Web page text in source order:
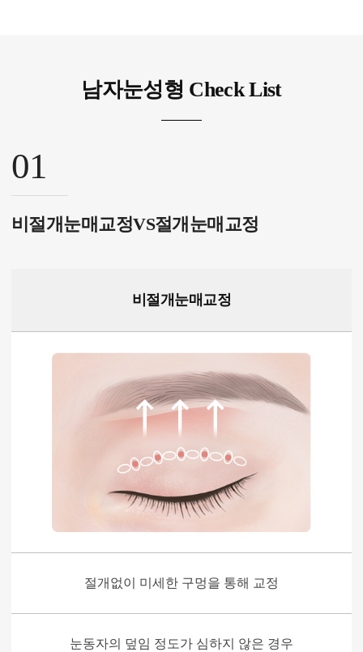
남자눈성형 Check List
01
비절개눈매교정VS절개눈매교정
비절개눈매교정
절개없이 미세한 구멍을 통해 교정
눈동자의 덮임 정도가 심하지 않은 경우